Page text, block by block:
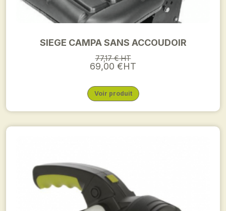
SIEGE CAMPA SANS ACCOUDOIR
77,17 € HT
69,00 €HT
Voir produit